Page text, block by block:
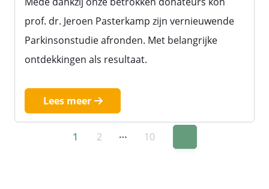
prof. dr. Jeroen Pasterkamp zijn vernieuwende
Parkinsonstudie afronden. Met belangrijke
ontdekkingen als resultaat.
Lees meer
1 2 … 10